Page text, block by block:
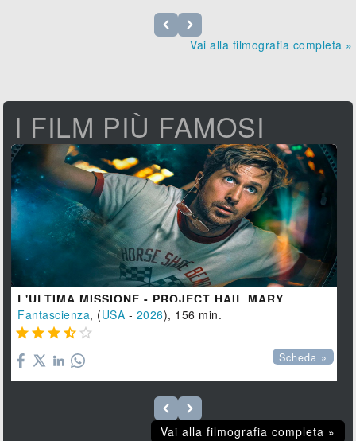
Vai alla filmografia completa »
I FILM PIÙ FAMOSI
L'ULTIMA MISSIONE - PROJECT HAIL MARY
Fantascienza, (USA - 2026), 156 min.
    
Scheda »
Vai alla filmografia completa »